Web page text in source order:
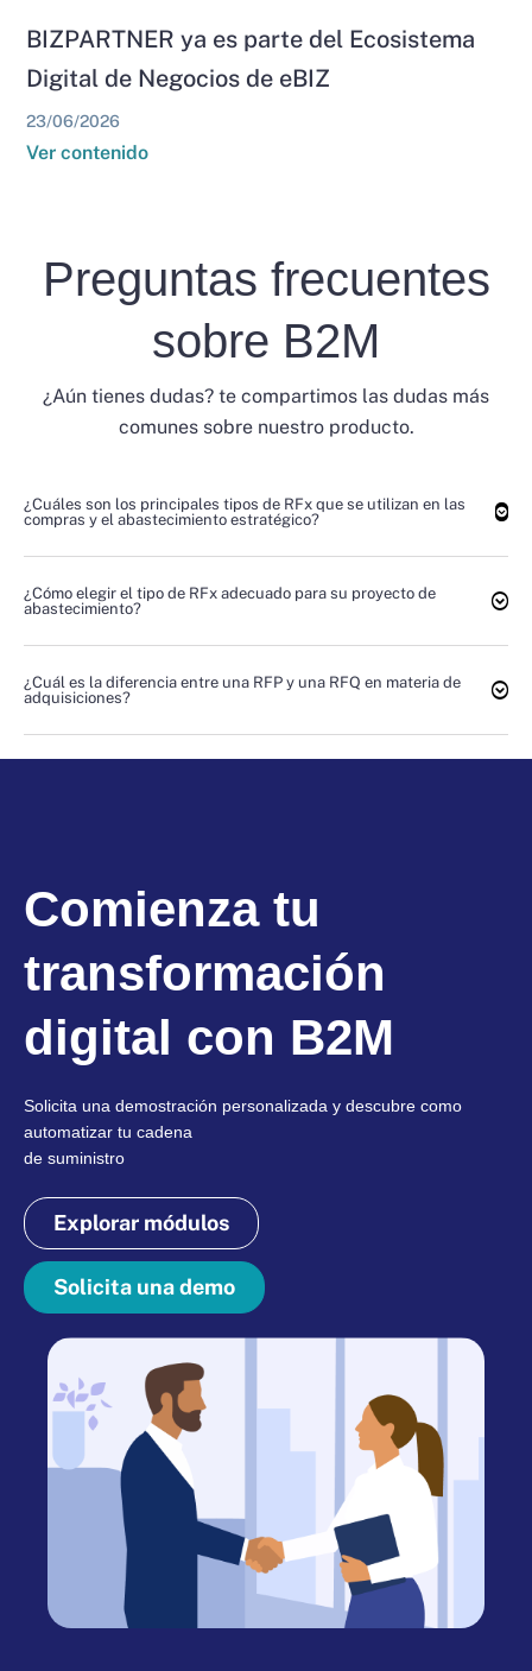
BIZPARTNER ya es parte del Ecosistema
Digital de Negocios de eBIZ
23/06/2026
Ver contenido
Preguntas frecuentes
sobre B2M
¿Aún tienes dudas? te compartimos las dudas más
comunes sobre nuestro producto.
¿Cuáles son los principales tipos de RFx que se utilizan en las
compras y el abastecimiento estratégico?
¿Cómo elegir el tipo de RFx adecuado para su proyecto de
abastecimiento?
¿Cuál es la diferencia entre una RFP y una RFQ en materia de
adquisiciones?
Comienza tu
transformación
digital con B2M
Solicita una demostración personalizada y descubre como
automatizar tu cadena
de suministro
Explorar módulos
Solicita una demo